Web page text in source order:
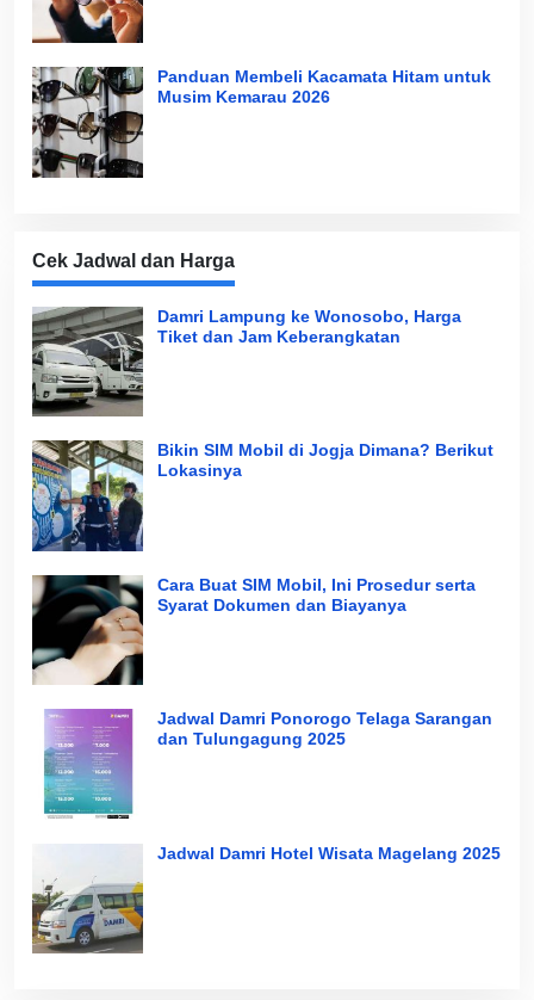
Panduan Membeli Kacamata Hitam untuk
Musim Kemarau 2026
Cek Jadwal dan Harga
Damri Lampung ke Wonosobo, Harga
Tiket dan Jam Keberangkatan
Bikin SIM Mobil di Jogja Dimana? Berikut
Lokasinya
Cara Buat SIM Mobil, Ini Prosedur serta
Syarat Dokumen dan Biayanya
Jadwal Damri Ponorogo Telaga Sarangan
dan Tulungagung 2025
Jadwal Damri Hotel Wisata Magelang 2025